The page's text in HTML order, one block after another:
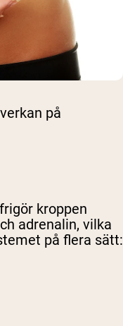
på
kroppen
adrenalin, vilka
på flera sätt: